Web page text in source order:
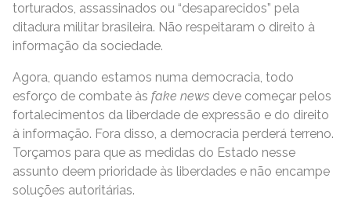
torturados, assassinados ou “desaparecidos” pela
ditadura militar brasileira. Não respeitaram o direito à
informação da sociedade.
Agora, quando estamos numa democracia, todo
esforço de combate às fake news deve começar pelos
fortalecimentos da liberdade de expressão e do direito
à informação. Fora disso, a democracia perderá terreno.
Torçamos para que as medidas do Estado nesse
assunto deem prioridade às liberdades e não encampe
soluções autoritárias.